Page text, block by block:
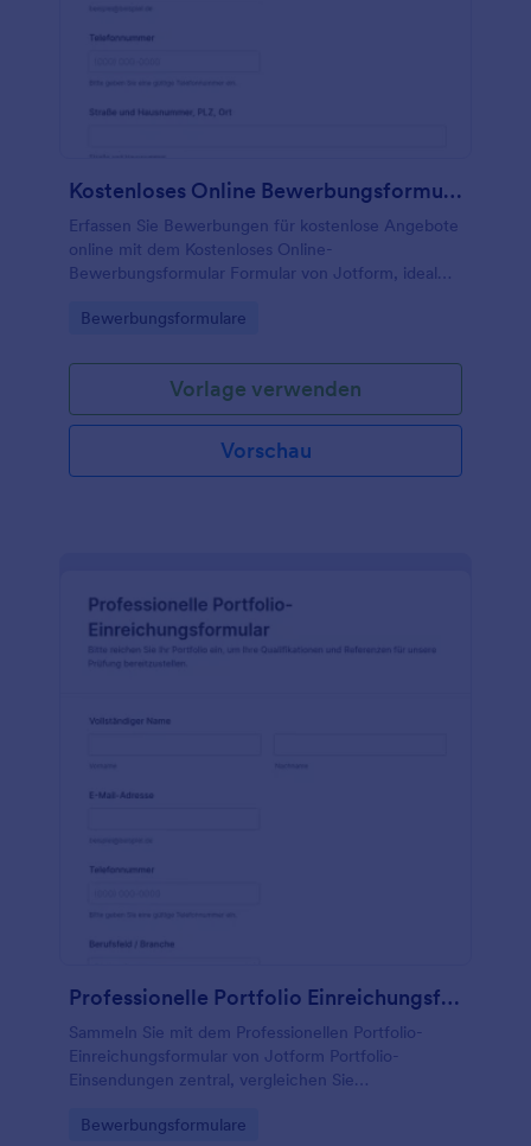
Kostenloses Online Bewerbungsformular
Erfassen Sie Bewerbungen für kostenlose Angebote
online mit dem Kostenloses Online-
Bewerbungsformular Formular von Jotform, ideal
vereinheitlichen und Formularantworten zentral
Go to Category:
Bewerbungsformulare
Vorlage verwenden
Vorschau
Professionelle Portfolio Einreichungsformular
Sammeln Sie mit dem Professionellen Portfolio-
Einreichungsformular von Jotform Portfolio-
Einsendungen zentral, vergleichen Sie
Teams in Agenturen, Unternehmen oder
Go to Category:
Bewerbungsformulare